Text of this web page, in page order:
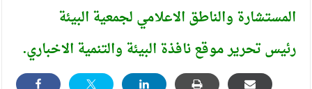
المستشارة والناطق الاعلامي لجمعية البيئة
رئيس تحرير موقع نافذة البيئة والتنمية الاخباري.